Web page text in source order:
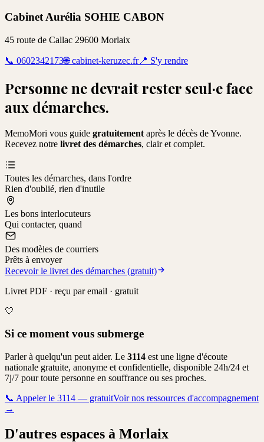
Cabinet Aurélia SOHIE CABON
45 route de Callac 29600 Morlaix
📞 0602342173🌐 cabinet-keruzec.fr📍 S'y rendre
Personne ne devrait rester seul·e face
aux démarches.
MemoMori vous guide gratuitement après le décès deYvonne.
Recevez notre livret des démarches, clair et complet.
Toutes les démarches, dans l'ordre
Rien d'oublié, rien d'inutile
Les bons interlocuteurs
Qui contacter, quand
Des modèles de courriers
Prêts à envoyer
Recevoir le livret des démarches (gratuit)
Livret PDF · reçu par email · gratuit
🤍
Si ce moment vous submerge
Parler à quelqu'un peut aider. Le 3114 est une ligne d'écoute
nationale gratuite, anonyme et confidentielle, disponible 24h/24 et
7j/7 pour toute personne en souffrance ou ses proches.
📞 Appeler le 3114 — gratuitVoir nos ressources d'accompagnement
→
D'autres espaces à Morlaix